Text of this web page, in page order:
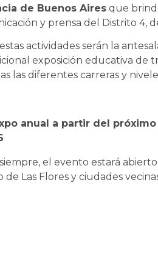
de Buenos Airesque
y prensa del Distrito 4,
actividades serán la
exposición educativa de
las diferentes carreras y
anual a partir del
el evento estará
de Las Flores y ciudades